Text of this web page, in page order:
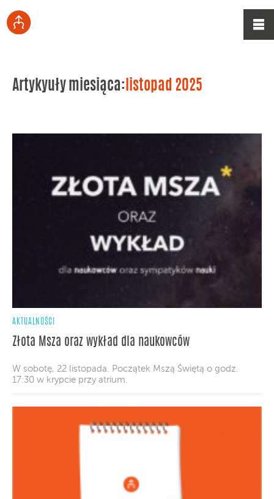
Artykyuły miesiąca: listopad 2025
AKTUALNOŚCI
Złota Msza oraz wykład dla naukowców
W sobotę, 22 listopada. Początek Mszą Świętą o godz.
17:30 w krypcie przy atrium.